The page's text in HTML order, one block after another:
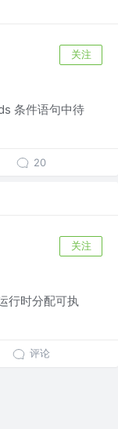
关注
条件语句中待
20
关注
行时分配可执
评论